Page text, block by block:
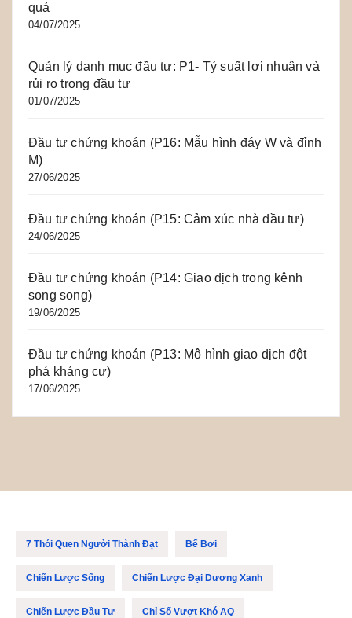
quả
04/07/2025
Quản lý danh mục đầu tư: P1- Tỷ suất lợi nhuận và
rủi ro trong đầu tư
01/07/2025
Đầu tư chứng khoán (P16: Mẫu hình đáy W và đỉnh
M)
27/06/2025
Đầu tư chứng khoán (P15: Cảm xúc nhà đầu tư)
24/06/2025
Đầu tư chứng khoán (P14: Giao dịch trong kênh
song song)
19/06/2025
Đầu tư chứng khoán (P13: Mô hình giao dịch đột
phá kháng cự)
17/06/2025
7 Thói Quen Người Thành Đạt Bể Bơi
Chiến Lược Sống Chiến Lược Đại Dương Xanh
Chiến Lược Đầu Tư Chỉ Số Vượt Khó AQ